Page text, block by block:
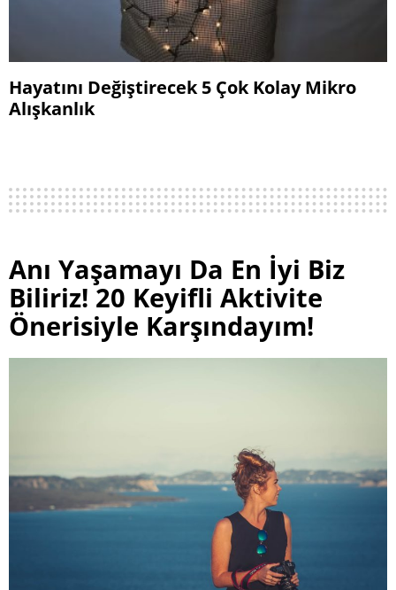
Hayatını Değiştirecek 5 Çok Kolay Mikro
Alışkanlık
Anı Yaşamayı Da En İyi Biz
Biliriz! 20 Keyifli Aktivite
Önerisiyle Karşındayım!